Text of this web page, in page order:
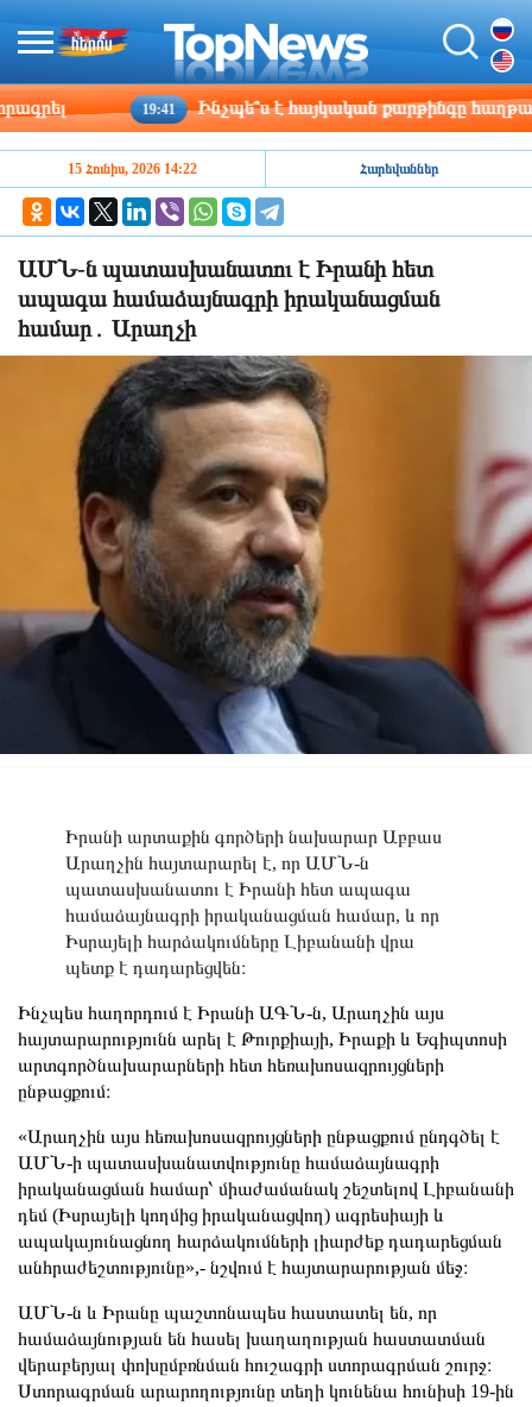
19:41 Ինչպե՞ս է հայկական քարթինգը
15 Հունիս, 2026 14:22 Հարեվաններ
ԱՄՆ-ն պատասխանատու է Իրանի հետ
ապագա համաձայնագրի իրականացման
համար․ Արաղչի
Իրանի արտաքին գործերի նախարար Աբբաս
Արաղչին հայտարարել է, որ ԱՄՆ-ն
պատասխանատու է Իրանի հետ ապագա
համաձայնագրի իրականացման համար, և որ
Իսրայելի հարձակումները Լիբանանի վրա
պետք է դադարեցվեն։
Ինչպես հաղորդում է Իրանի ԱԳՆ-ն, Արաղչին այս
հայտարարությունն արել է Թուրքիայի, Իրաքի և Եգիպտոսի
արտգործնախարարների հետ հեռախոսազրույցների
ընթացքում։
«Արաղչին այս հեռախոսազրույցների ընթացքում ընդգծել է
ԱՄՆ-ի պատասխանատվությունը համաձայնագրի
իրականացման համար՝ միաժամանակ շեշտելով Լիբանանի
դեմ (Իսրայելի կողմից իրականացվող) ագրեսիայի և
ապակայունացնող հարձակումների լիարժեք դադարեցման
անհրաժեշտությունը»,- նշվում է հայտարարության մեջ։
ԱՄՆ-ն և Իրանը պաշտոնապես հաստատել են, որ
համաձայնության են հասել խաղաղության հաստատման
վերաբերյալ փոխըմբռնման հուշագրի ստորագրման շուրջ։
Ստորագրման արարողությունը տեղի կունենա հունիսի 19-ին